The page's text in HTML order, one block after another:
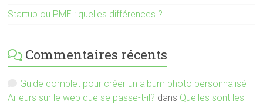
Startup ou PME : quelles différences ?
Commentaires récents
Guide complet pour créer un album photo personnalisé –
Ailleurs sur le web que se passe-t-il? dans Quelles sont les